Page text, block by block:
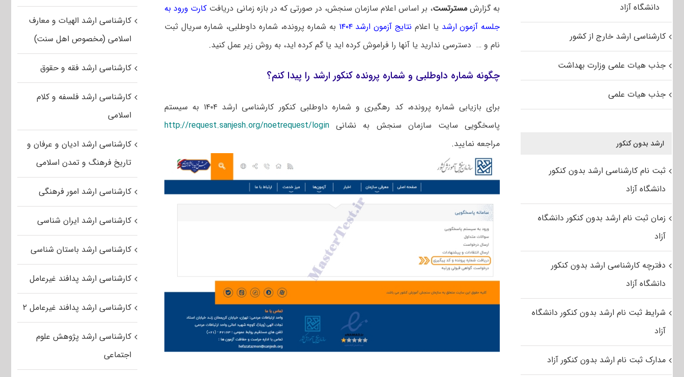
به گزارشمسترتست، بر اساس اعلام سازمان سنجش، در صورتی که در بازه زمانی دریافت کارت ورود به
جلسه آزمون ارشد یا اعلام نتایج آزمون ارشد ۱۴۰۴
به شماره پرونده، شماره داوطلبی، شماره سریال ثبت
نام و … دسترسی ندارید یا آنها را فراموش کرده اید یا گم کرده اید، به روش زیر عمل کنید.
چگونه شماره داوطلبی و شماره پرونده کنکور ارشد را پیدا کنم؟
برای بازیابی شماره پرونده، کد رهگیری و شماره داوطلبی کنکور کارشناسی ارشد ۱۴۰۴ به سیستم
پاسخگویی سایت سازمان سنجش به نشانی http://request.sanjesh.org/noetrequest/login
مراجعه نمایید.
کارشناسی ارشد الهیات و معارف
اسلامی (مخصوص اهل سنت)
کارشناسی ارشد فقه و حقوق
کارشناسی ارشد فلسفه و کلام
اسلامی
کارشناسی ارشد ادیان و عرفان و
تاریخ فرهنگ و تمدن اسلامی
کارشناسی ارشد امور فرهنگی
کارشناسی ارشد ایران شناسی
کارشناسی ارشد باستان شناسی
کارشناسی ارشد پدافند غیرعامل
کارشناسی ارشد پدافند غیرعامل ۲
کارشناسی ارشد پژوهش علوم
اجتماعی
دانشگاه آزاد
کارشناسی ارشد خارج از کشور
جذب هیات علمی وزارت بهداشت
جذب هیات علمی
ارشد بدون کنکور
ثبت نام کارشناسی ارشد بدون کنکور
دانشگاه آزاد
زمان ثبت نام ارشد بدون کنکور دانشگاه
آزاد
دفترچه کارشناسی ارشد بدون کنکور
دانشگاه آزاد
شرایط ثبت نام ارشد بدون کنکور دانشگاه
آزاد
مدارک ثبت نام ارشد بدون کنکور آزاد